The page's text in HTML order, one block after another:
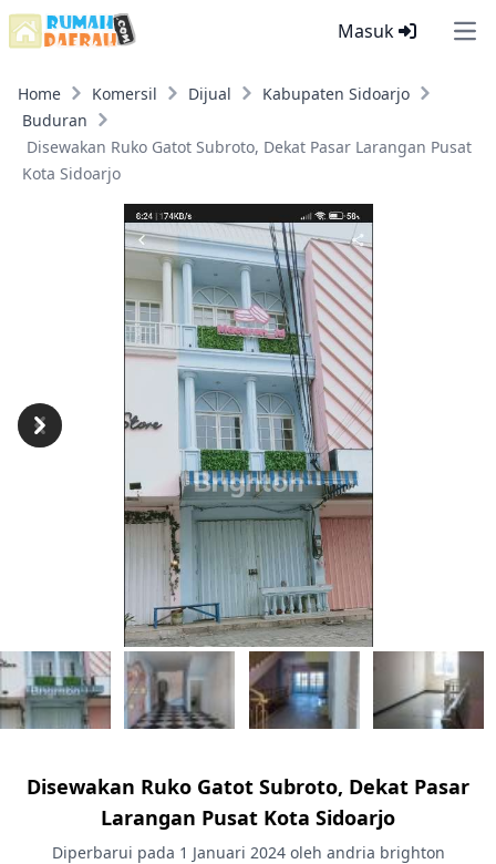
Masuk
Home Komersil Dijual
Kabupaten Sidoarjo
Buduran
Disewakan Ruko Gatot Subroto, Dekat Pasar Larangan Pusat
Kota Sidoarjo
Previous
Next
Disewakan Ruko Gatot Subroto, Dekat Pasar
Larangan Pusat Kota Sidoarjo
Diperbarui pada 1 Januari 2024 oleh andria brighton